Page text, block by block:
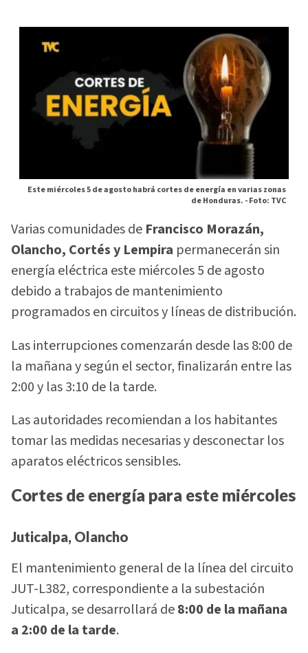
Este miércoles 5 de agosto habrá cortes de energía en varias zonas
de Honduras. -Foto: TVC
Varias comunidades de Francisco Morazán,
Olancho, Cortés y Lempira permanecerán sin
energía eléctrica este miércoles 5 de agosto
debido a trabajos de mantenimiento
programados en circuitos y líneas de distribución.
Las interrupciones comenzarán desde las 8:00 de
la mañana y según el sector, finalizarán entre las
2:00 y las 3:10 de la tarde.
Las autoridades recomiendan a los habitantes
tomar las medidas necesarias y desconectar los
aparatos eléctricos sensibles.
Cortes de energía para este miércoles
Juticalpa, Olancho
El mantenimiento general de la línea del circuito
JUT-L382, correspondiente a la subestación
Juticalpa, se desarrollará de8:00 de la mañana
a 2:00 de la tarde.